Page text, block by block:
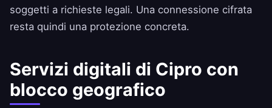
soggetti a richieste legali. Una connessione cifrata
resta quindi una protezione concreta.
Servizi digitali di Cipro con
blocco geografico